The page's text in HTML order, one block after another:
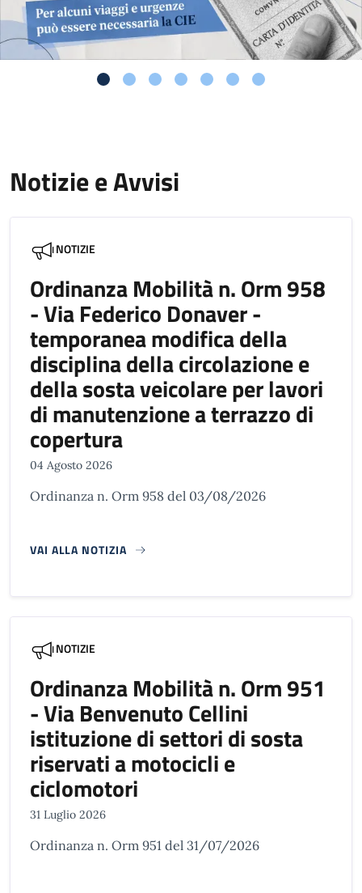
Notizie e Avvisi
NOTIZIE
Ordinanza Mobilità n. Orm 958
- Via Federico Donaver -
temporanea modifica della
disciplina della circolazione e
della sosta veicolare per lavori
di manutenzione a terrazzo di
copertura
04 Agosto 2026
Ordinanza n. Orm 958 del 03/08/2026
VAI ALLA NOTIZIA
NOTIZIE
Ordinanza Mobilità n. Orm 951
- Via Benvenuto Cellini
istituzione di settori di sosta
riservati a motocicli e
ciclomotori
31 Luglio 2026
Ordinanza n. Orm 951 del 31/07/2026